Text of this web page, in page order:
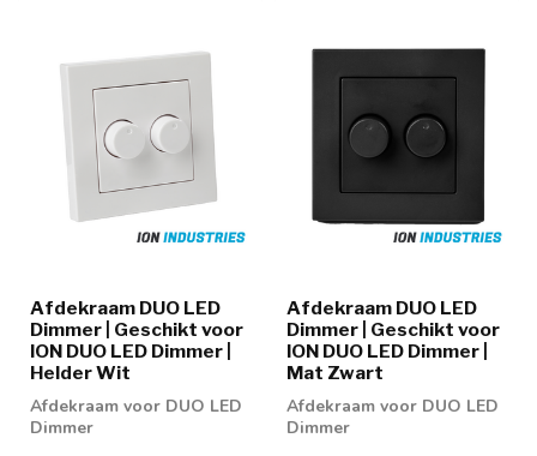
Afdekraam DUO LED
Dimmer | Geschikt voor
ION DUO LED Dimmer |
Helder Wit
Afdekraam voor DUO LED
Dimmer
Afdekraam DUO LED
Dimmer | Geschikt voor
ION DUO LED Dimmer |
Mat Zwart
Afdekraam voor DUO LED
Dimmer